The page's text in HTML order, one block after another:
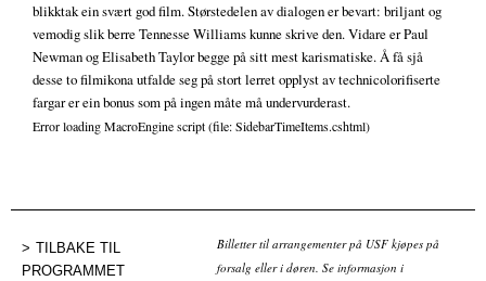
blikktak ein svært god film. Størstedelen av dialogen er bevart: briljant og
vemodig slik berre Tennesse Williams kunne skrive den. Vidare er Paul
Newman og Elisabeth Taylor begge på sitt mest karismatiske. Å få sjå
desse to filmikona utfalde seg på stort lerret opplyst av technicolorifiserte
fargar er ein bonus som på ingen måte må undervurderast.
Error loading MacroEngine script (file: SidebarTimeItems.cshtml)
TILBAKE TIL
PROGRAMMET
Billetter til arrangementer på USF kjøpes på
forsalg eller i døren. Se informasjon i